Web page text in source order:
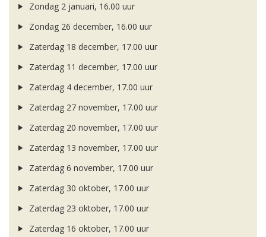
Zondag 2 januari, 16.00 uur
Zondag 26 december, 16.00 uur
Zaterdag 18 december, 17.00 uur
Zaterdag 11 december, 17.00 uur
Zaterdag 4 december, 17.00 uur
Zaterdag 27 november, 17.00 uur
Zaterdag 20 november, 17.00 uur
Zaterdag 13 november, 17.00 uur
Zaterdag 6 november, 17.00 uur
Zaterdag 30 oktober, 17.00 uur
Zaterdag 23 oktober, 17.00 uur
Zaterdag 16 oktober, 17.00 uur